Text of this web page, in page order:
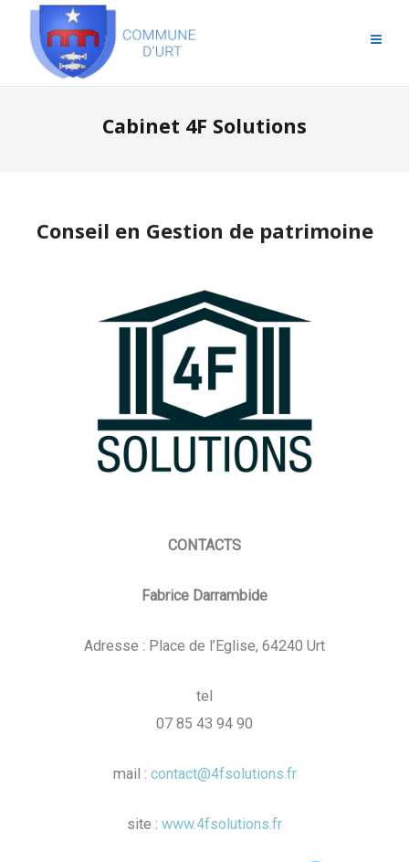
Cabinet 4F Solutions
Conseil en Gestion de patrimoine
CONTACTS
Fabrice Darrambide
Adresse : Place de l’Eglise, 64240 Urt
tel
07 85 43 94 90
mail : contact@4fsolutions.fr
site : www.4fsolutions.fr